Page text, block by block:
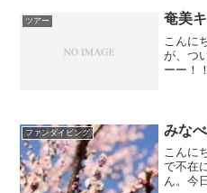
る海面
ツアー 奄美
こんに
が、つ
ーー！
行って
ファンダイビング みな
こんに
で不在
ん。今